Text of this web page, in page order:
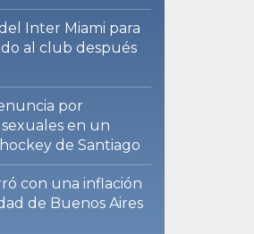
Inter Miami para
al club después
por
en un
de Santiago
con una inflación
de Buenos Aires